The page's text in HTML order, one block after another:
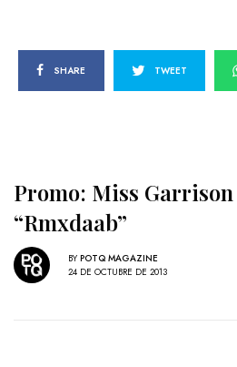
SHARE TWEET
Promo: Miss
“Rmxdaab”
BY POTQ MAGAZINE
24 DE OCTUBRE DE 2013